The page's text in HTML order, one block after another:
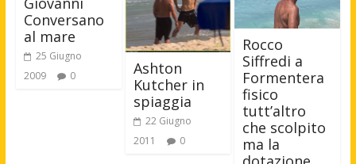
Conversano
al mare
25 Giugno
2009
0
Ashton
Kutcher in
spiaggia
22 Giugno
2011
0
Rocco
Siffredi a
Formentera
fisico
tutt’altro
che scolpito
ma la